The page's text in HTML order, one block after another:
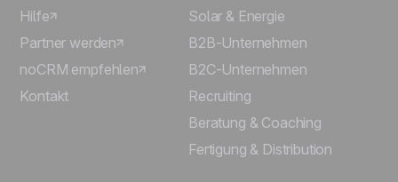
Hilfe
Partner werden
noCRM empfehlen
Kontakt
Solar & Energie
B2B-Unternehmen
B2C-Unternehmen
Recruiting
Beratung & Coaching
Fertigung & Distribution